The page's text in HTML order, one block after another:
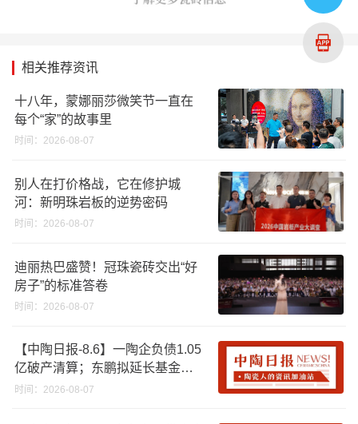
相关推荐资讯
十八年，蒙娜丽莎微笑节一直在
每个“家”的故事里
时间：2026-08-07
别人在打价格战，它在修护城
河：新明珠岩板的逆势密码
时间：2026-08-07
迪丽热巴盛赞！冠珠瓷砖交出“好
房子”的标准答卷
时间：2026-08-07
【中陶日报-8.6】一陶企负债1.05
亿破产清算；东鹏拟延长基金投
资期限；工信部开展建陶行业能
时间：2026-08-07